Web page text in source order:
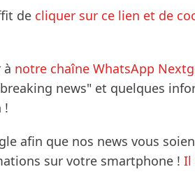
de cliquer sur ce lien et de
à notre chaîne WhatsApp
news" et quelques
!
afin que nos news vous
sur votre smartphone ! Il